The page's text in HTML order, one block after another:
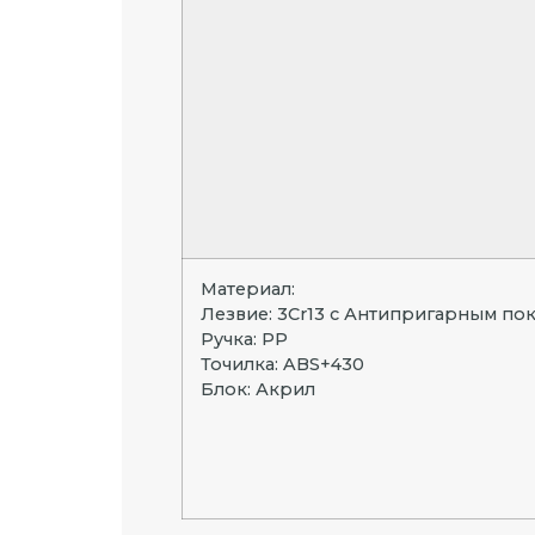
Материал:
Лезвие: 3Cr13 с Антипригарным
Ручка: PP
Точилка: ABS+430
Блок: Акрил